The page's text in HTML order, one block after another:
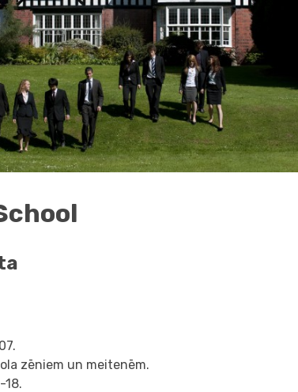
zēniem un meitenēm.
18.